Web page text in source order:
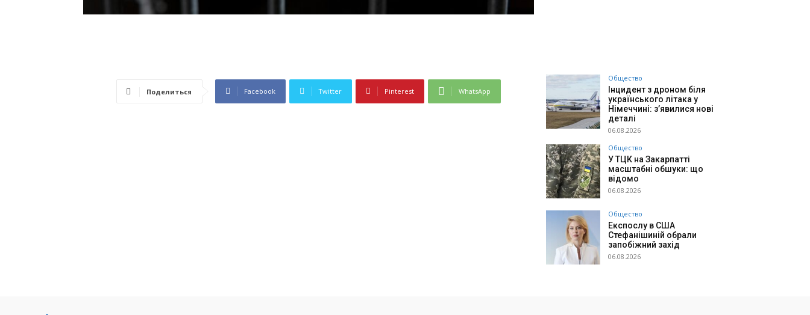
Поделиться Facebook Twitter Pinterest WhatsApp
Общество
Інцидент з дроном біля
українського літака у
Німеччині: з’явилися нові
деталі
06.08.2026
Общество
У ТЦК на Закарпатті
масштабні обшуки: що
відомо
06.08.2026
Общество
Експослу в США
Стефанішиній обрали
запобіжний захід
06.08.2026